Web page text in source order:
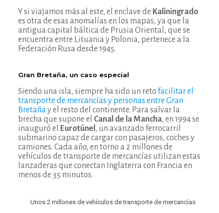
Y si viajamos más al este, el enclave de Kaliningrado
es otra de esas anomalías en los mapas, ya que la
antigua capital báltica de Prusia Oriental, que se
encuentra entre Lituania y Polonia, pertenece a la
Federación Rusa desde 1945.
Gran Bretaña, un caso especial
Siendo una isla, siempre ha sido un reto facilitar el
transporte de mercancías y personas entre Gran
Bretañay el resto del continente. Para salvar la
brecha que supone el Canal de la Mancha, en 1994 se
inauguró el
Eurotúnel , un avanzado ferrocarril
submarino capaz de cargar con pasajeros, coches y
camiones. Cada año, en torno a 2 millones de
vehículos de transporte de mercancías utilizan estas
lanzaderas que conectan Inglaterra con Francia en
menos de 35 minutos.
Unos 2 millones de vehículos de transporte de mercancías